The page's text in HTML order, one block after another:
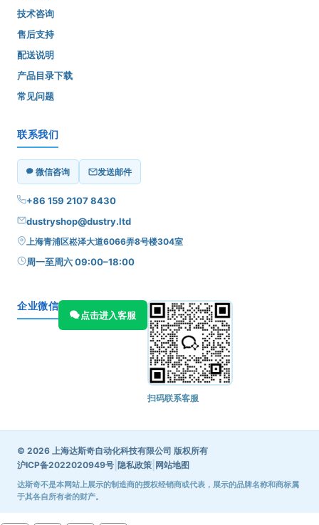
技术咨询
售后支持
配送说明
产品目录下载
常见问题
联系我们
微信咨询 发送邮件
+86 159 2107 8430
dustryshop@dustry.ltd
上海青浦区崧泽大道6066弄8号楼304室
周一至周六 09:00–18:00
企业微信
点击进入客服
扫码联系客服
© 2026 上海达斯奇自动化科技有限公司 版权所有
沪ICP备2022020949号 隐私政策 网站地图
达斯奇不是本网站上展示的制造商的授权经销商或代表，展示的品牌名称和商标属
于其各自所有者的财产。